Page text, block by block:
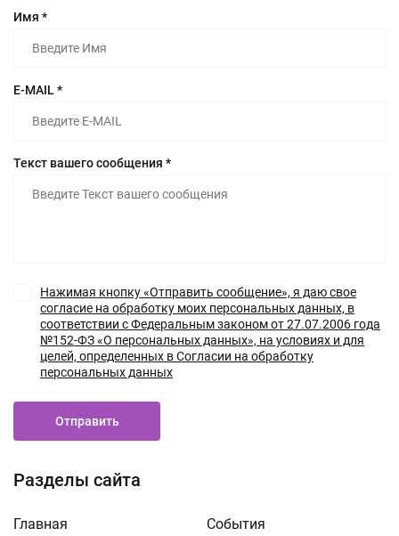
Разделы сайта
Главная События
Имя *
E-MAIL *
Текст вашего сообщения *
Нажимая кнопку «Отправить сообщение», я даю свое
согласие на обработку моих персональных данных, в
соответствии с Федеральным законом от 27.07.2006 года
№152-ФЗ «О персональных данных», на условиях и для
целей, определенных в Согласии на обработку
персональных данных
Отправить